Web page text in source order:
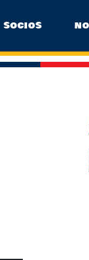
SOCIOS